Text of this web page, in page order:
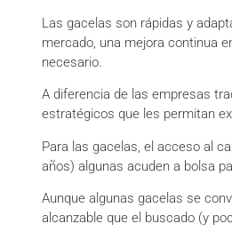
Las gacelas son rápidas y
mercado, una mejora continua
necesario.
A diferencia de las empresas
estratégicos que les permitan
Para las gacelas, el acceso al
años) algunas acuden a bolsa
Aunque algunas gacelas se
alcanzable que el buscado (y